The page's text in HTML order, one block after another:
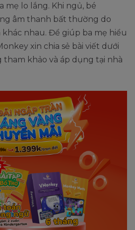
mẹ lo lắng. Khi ngủ, bé
âm thanh bất thường do
nhau. Để giúp ba mẹ hiểu
xin chia sẻ bài viết dưới
tham khảo và áp dụng tại nhà